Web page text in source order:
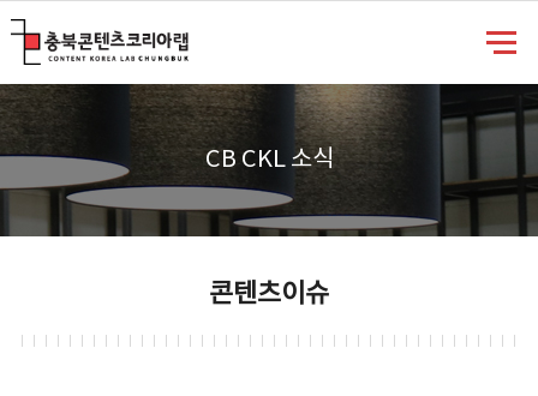
CB CKL 소식
콘텐츠이슈